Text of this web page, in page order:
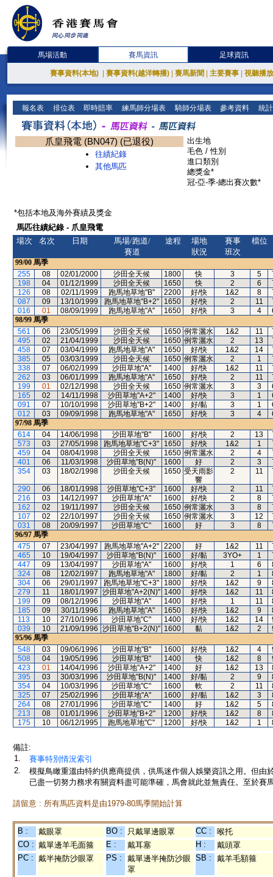
馬場活動 賽馬資訊 足球資訊
賽事資料(本地) 賽事資料(越洋轉播) 賽馬新聞 主要賽事 視聽播
報名表 排位表 即時賠率 練馬師分場表 騎師分場表 參考資料 統
爪皇飛電 (BN047) (已退役)
往績紀錄
其他馬匹
出生地
毛色 / 性別
進口類別
總獎金*
冠-亞-季-總出賽次數*
*包括本地及海外賽績及獎金
馬匹往績紀錄 - 爪皇飛電
場次
名次 日期
馬場/跑道/
賽道
途程
場地
狀況
賽事
班次
檔位
99/00 馬季
255
08 02/01/2000 沙田全天候 1800 快 3 5
198
04 01/12/1999 沙田全天候 1650 快 2 6
126
08 02/11/1999 跑馬地草地"B" 2200 好/快 1&2 8
087
09 13/10/1999 跑馬地草地"B+2" 1650 好/快 2 11
016
01 08/09/1999 跑馬地草地"A" 1650 好/快 3 4
98/99 馬季
561
06 23/05/1999 沙田全天候 1650 例常灑水 1&2 11
495
02 21/04/1999 沙田全天候 1650 例常灑水 2 13
458
07 03/04/1999 跑馬地草地"A" 1650 好/快 1&2 14
385
05 03/03/1999 沙田全天候 1650 例常灑水 2 1
338
07 06/02/1999 沙田草地"A" 1400 好/快 1&2 11
262
03 06/01/1999 跑馬地草地"A" 1650 好/快 2 11
199
01 02/12/1998 沙田全天候 1650 例常灑水 3 3
165
02 14/11/1998 沙田草地"A+2" 1400 好/快 3 1
091
07 10/10/1998 沙田草地"B+2" 1400 好/黏 3 1
012
03 09/09/1998 跑馬地草地"A" 1650 好/快 3 4
97/98 馬季
614
04 14/06/1998 沙田草地"B" 1600 好/快 2 13
573
03 27/05/1998 跑馬地草地"C+3" 1650 好/快 1&2 1
459
04 08/04/1998 沙田全天候 1650 例常灑水 2 4
401
06 11/03/1998 沙田草地"B(N)" 1600 好 2 3
354
03 18/02/1998 沙田全天候 1650 受天雨影
響
2 11
290 06 18/01/1998 沙田草地"C+3" 1600 好/快 2 11
216
03 14/12/1997 沙田草地"A" 1600 好/快 2 8
162
02 19/11/1997 沙田全天候 1650 例常灑水 3 8
107
02 22/10/1997 沙田全天候 1650 例常灑水 3 12
031
08 20/09/1997 沙田草地"C" 1600 好 3 8
96/97 馬季
475
07 23/04/1997 跑馬地草地"A+2" 2200 好 1&2 11
465
10 19/04/1997 沙田草地"B(N)" 1600 好/黏 3YO+ 1
447
09 13/04/1997 沙田草地"A" 1600 好/快 1 6
324
08 12/02/1997 跑馬地草地"A" 1800 好/黏 2 1
304
06 29/01/1997 跑馬地草地"C+3" 1800 好/快 1&2 9
279
11 18/01/1997 沙田草地"A+2(N)" 1400 好/快 1&2 11
199
09 08/12/1996 沙田草地"A" 1400 好/快 1 11
185
09 30/11/1996 跑馬地草地"A" 1650 好/快 1&2 9
113
10 27/10/1996 沙田草地"C" 1400 好/快 1&2 14
039
10 21/09/1996 沙田草地"B+2(N)" 1600 黏 1&2 2
95/96 馬季
548
03 09/06/1996 沙田草地"B" 1600 好/快 1&2 4
508
04 19/05/1996 沙田草地"B" 1400 快 1&2 8
423
01 14/04/1996 沙田草地"A+2" 1400 好 1&2 13
395
03 30/03/1996 沙田草地"B(N)" 1400 好/黏 2 9
354
04 10/03/1996 沙田草地"C" 1600 軟 2 11
325
07 25/02/1996 沙田草地"A" 1600 好/黏 1&2 3
264
08 27/01/1996 沙田草地"C" 1400 好 1&2 5
213
08 01/01/1996 沙田草地"B+2" 1200 好/快 1&2 8
175
10 06/12/1995 跑馬地草地"C" 1200 好/快 1&2 1
備註:
1.
賽事特別情況索引
2.
模擬鳥瞰重溫由特約供應商提供，供馬迷作個人娛樂資訊之用。但
已盡一切努力務求有關資料盡可能準確，馬會就此並無責任。至於賽
請留意 : 所有馬匹資料是由1979-80馬季開始計算
B : 戴眼罩 BO : 只戴單邊眼罩 CC :
喉托
CO : 戴單邊羊毛面箍 E : 戴耳塞 H :
戴頭罩
PC : 戴半掩防沙眼罩 PS :
戴單邊半掩防沙眼
罩
SB : 戴羊毛額箍